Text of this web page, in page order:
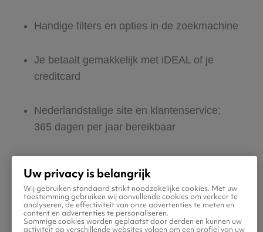
Handige filters en opties in de zoekmachine
Je betaalt gemakkelijk met iDEAL of je
creditcard
Nederlandstalige site en klantenservice:
365 dagen per jaar bereikbaar
Boek ook direct een hotel of huurauto voor
in Brussel
Uw privacy is belangrijk
Wij gebruiken standaard strikt noodzakelijke cookies. Met uw
toestemming gebruiken wij aanvullende cookies om verkeer te
analyseren, de effectiviteit van onze advertenties te meten en
content en advertenties te personaliseren.
Sommige cookies worden geplaatst door derden en kunnen uw
activiteit op verschillende websites volgen om een profiel van uw